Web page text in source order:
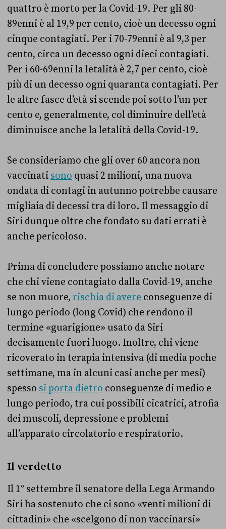
quattro è morto per la Covid-19. Per gli 80-
89enni è al 19,9 per cento, cioè un decesso ogni
cinque contagiati. Per i 70-79enni è al 9,3 per
cento, circa un decesso ogni dieci contagiati.
Per i 60-69enni la letalità è 2,7 per cento, cioè
più di un decesso ogni quaranta contagiati. Per
le altre fasce d’età si scende poi sotto l’un per
cento e, generalmente, col diminuire dell’età
diminuisce anche la letalità della Covid-19.
Se consideriamo che gli over 60 ancora non
vaccinati sono quasi 2 milioni, una nuova
ondata di contagi in autunno potrebbe causare
migliaia di decessi tra di loro. Il messaggio di
Siri dunque oltre che fondato su dati errati è
anche pericoloso.
Prima di concludere possiamo anche notare
che chi viene contagiato dalla Covid-19, anche
se non muore, rischia di avere conseguenze di
lungo periodo (long Covid) che rendono il
termine «guarigione» usato da Siri
decisamente fuori luogo. Inoltre, chi viene
ricoverato in terapia intensiva (di media poche
settimane, ma in alcuni casi anche per mesi)
spesso si porta dietro conseguenze di medio e
lungo periodo, tra cui possibili cicatrici, atrofia
dei muscoli, depressione e problemi
all’apparato circolatorio e respiratorio.
Il verdetto
Il 1° settembre il senatore della Lega Armando
Siri ha sostenuto che ci sono «venti milioni di
cittadini» che «scelgono di non vaccinarsi»